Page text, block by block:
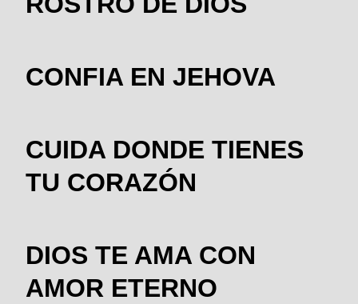
CONFIA EN JEHOVA
CUIDA DONDE TIENES
TU CORAZÓN
DIOS TE AMA CON
AMOR ETERNO